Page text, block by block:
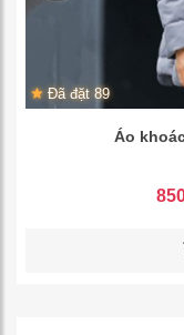
Đã đặt 89
Áo